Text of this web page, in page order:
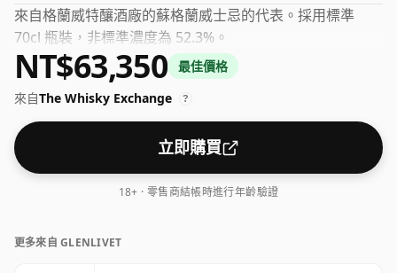
來自格蘭威特釀酒廠的蘇格蘭威士忌的代表。採用標準
70cl 瓶裝，非標準濃度為 52.3%。
NT$63,350
最佳價格
來自The Whisky Exchange ?
立即購買
18+ · 零售商結帳時進行年齡驗證
更多來自 GLENLIVET